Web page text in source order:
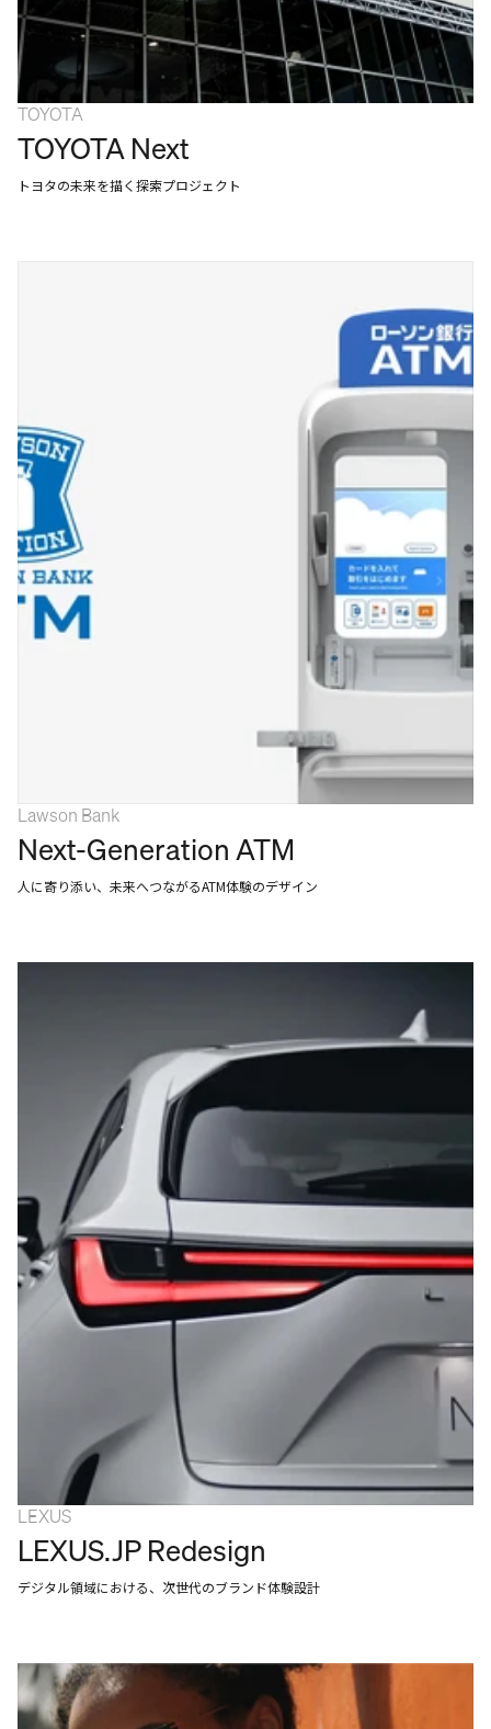
TOYOTA
TOYOTA Next
トヨタの未来を描く探索プロジェクト
Lawson Bank
Next-Generation ATM
人に寄り添い、未来へつながるATM体験のデザイン
LEXUS
LEXUS.JP Redesign
デジタル領域における、次世代のブランド体験設計
CONTACT